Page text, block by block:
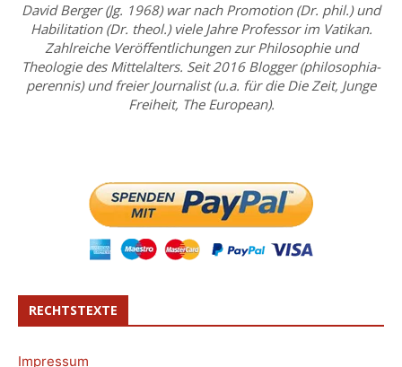
David Berger (Jg. 1968) war nach Promotion (Dr. phil.) und
Habilitation (Dr. theol.) viele Jahre Professor im Vatikan.
Zahlreiche Veröffentlichungen zur Philosophie und
Theologie des Mittelalters. Seit 2016 Blogger (philosophia-
perennis) und freier Journalist (u.a. für die Die Zeit, Junge
Freiheit, The European).
RECHTSTEXTE
Impressum